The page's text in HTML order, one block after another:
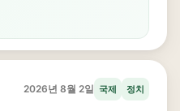
2026년 8월 2일 국제 정치